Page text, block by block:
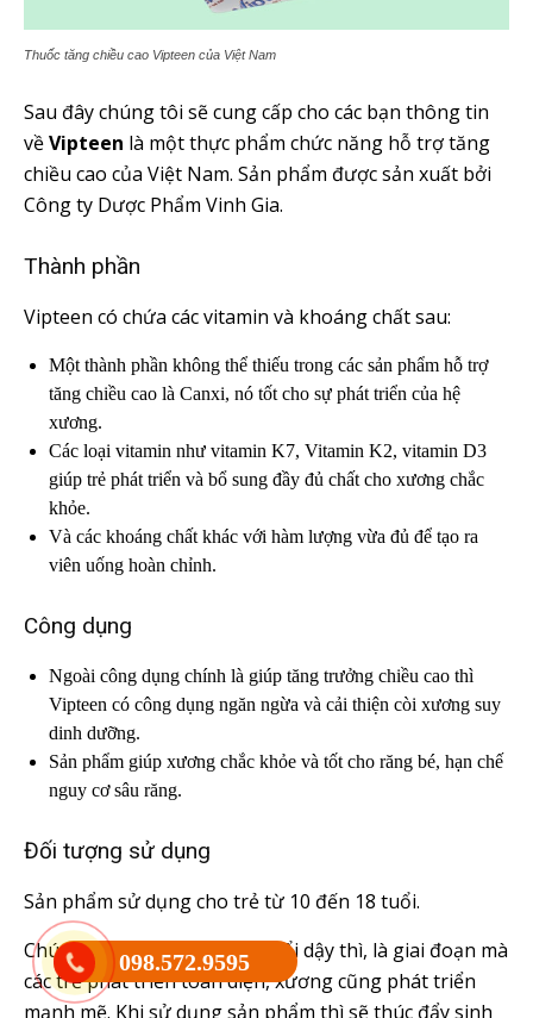
Thuốc tăng chiều cao Vipteen của Việt Nam
Sau đây chúng tôi sẽ cung cấp cho các bạn thông tin
vềVipteen là một thực phẩm chức năng hỗ trợ tăng
chiều cao của Việt Nam. Sản phẩm được sản xuất bởi
Công ty Dược Phẩm Vinh Gia.
Thành phần
Vipteen có chứa các vitamin và khoáng chất sau:
Một thành phần không thể thiếu trong các sản phẩm hỗ trợ
tăng chiều cao là Canxi, nó tốt cho sự phát triển của hệ
xương.
Các loại vitamin như vitamin K7, Vitamin K2, vitamin D3
giúp trẻ phát triển và bổ sung đầy đủ chất cho xương chắc
khỏe.
Và các khoáng chất khác với hàm lượng vừa đủ để tạo ra
viên uống hoàn chỉnh.
Công dụng
Ngoài công dụng chính là giúp tăng trưởng chiều cao thì
Vipteen có công dụng ngăn ngừa và cải thiện còi xương suy
dinh dưỡng.
Sản phẩm giúp xương chắc khỏe và tốt cho răng bé, hạn chế
nguy cơ sâu răng.
Đối tượng sử dụng
Sản phẩm sử dụng cho trẻ từ 10 đến 18 tuổi.
Chúng ta đã biết đây là độ tuổi dậy thì, là giai đoạn mà
các trẻ phát triển toàn diện, xương cũng phát triển
mạnh mẽ. Khi sử dụng sản phẩm thì sẽ thúc đẩy sinh
098.572.9595